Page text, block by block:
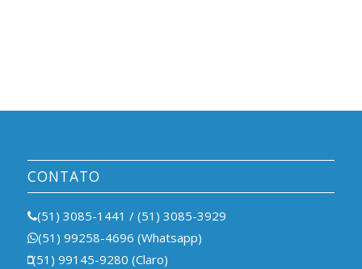
CONTATO
(51) 3085-1441 / (51) 3085-3929
(51) 99258-4696 (Whatsapp)
(51) 99145-9280 (Claro)